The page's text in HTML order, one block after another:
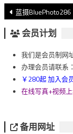
文
章
導
覽
蓝摄BluePhoto286
会员计划
我们是会员制网
办理会员请联系：
￥280起 加入会
在线写真+视频
备用网址